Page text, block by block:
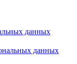
данных
данных